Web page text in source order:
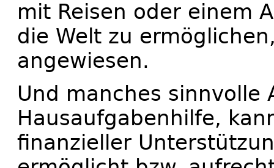
mit Reisen oder einem
die Welt zu
angewiesen.
Und manches sinnvolle
Hausaufgabenhilfe,
finanzieller